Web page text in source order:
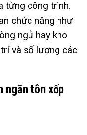
từng công trình.
chức năng như
ngủ hay kho
và số lượng các
ngăn tôn xốp